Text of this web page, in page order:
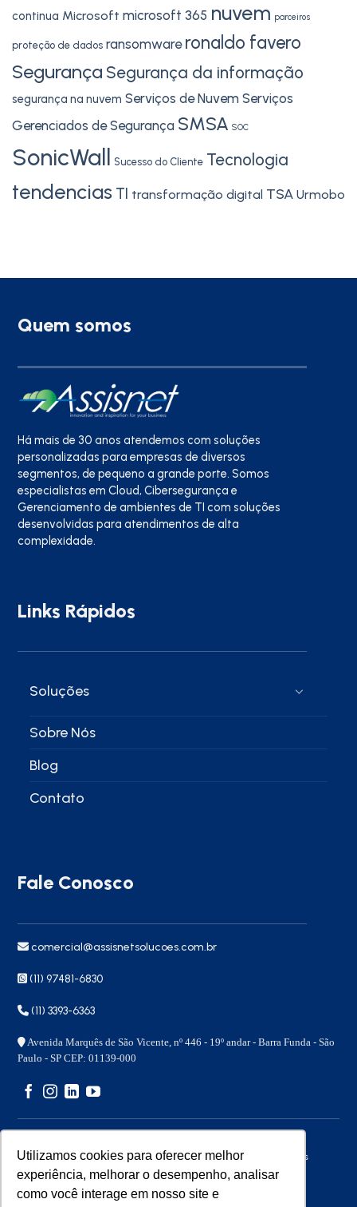
Utilizamos cookies para oferecer melhor
experiência, melhorar o desempenho, analisar
como você interage em nosso site e
continua Microsoft microsoft 365 nuvem parceiros
proteção de dados ransomware ronaldo favero
Segurança Segurança da informação
segurança na nuvem Serviços de Nuvem Serviços
Gerenciados de Segurança SMSA SOC
SonicWall Sucesso do Cliente Tecnologia
tendencias TI transformação digital TSA Urmobo
Quem somos
Há mais de 30 anos atendemos com soluções
personalizadas para empresas de diversos
segmentos, de pequeno a grande porte. Somos
especialistas em Cloud, Cibersegurança e
Gerenciamento de ambientes de TI com soluções
desenvolvidas para atendimentos de alta
complexidade.
Links Rápidos
Soluções
Sobre Nós
Blog
Contato
Fale Conosco
comercial@assisnetsolucoes.com.br
(11) 97481-6830
(11) 3393-6363
Avenida Marquês de São Vicente, nº 446 - 19º andar - Barra Funda - São
Paulo - SP CEP: 01139-000
Copyright 2026 © – Assisnet Soluções – Todos os direitos
reservados